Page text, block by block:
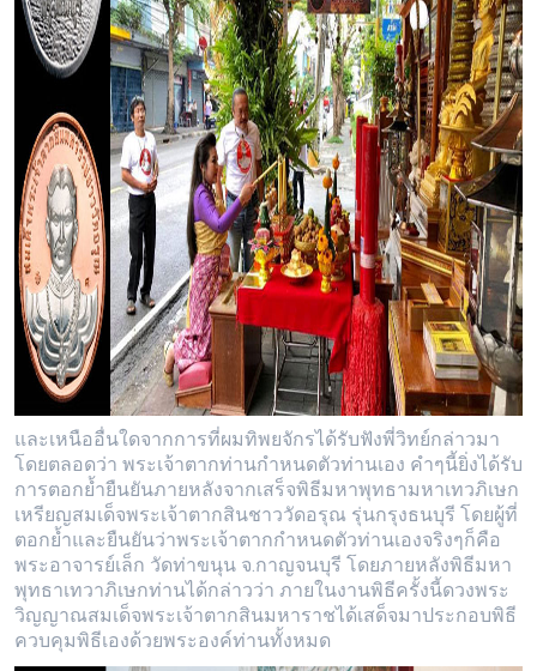
และเหนืออื่นใดจากการที่ผมทิพยจักรได้รับฟังพี่วิทย์กล่าวมา
โดยตลอดว่า พระเจ้าตากท่านกำหนดตัวท่านเอง คำๆนี้ยิ่งได้รับ
การตอกย้ำยืนยันภายหลังจากเสร็จพิธีมหาพุทธามหาเทวภิเษก
เหรียญสมเด็จพระเจ้าตากสินชาววัดอรุณ รุ่นกรุงธนบุรี โดยผู้ที่
ตอกย้ำและยืนยันว่าพระเจ้าตากกำหนดตัวท่านเองจริงๆก็คือ
พระอาจารย์เล็ก วัดท่าขนุน จ.กาญจนบุรี โดยภายหลังพิธีมหา
พุทธาเทวาภิเษกท่านได้กล่าวว่า ภายในงานพิธีครั้งนี้ดวงพระ
วิญญาณสมเด็จพระเจ้าตากสินมหาราชได้เสด็จมาประกอบพิธี
ควบคุมพิธีเองด้วยพระองค์ท่านทั้งหมด